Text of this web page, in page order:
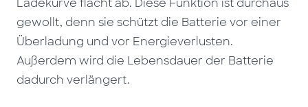
Ladekurve flacht ab. Diese Funktion ist durchaus
gewollt, denn sie schützt die Batterie vor einer
Überladung und vor Energieverlusten.
Außerdem wird die Lebensdauer der Batterie
dadurch verlängert.